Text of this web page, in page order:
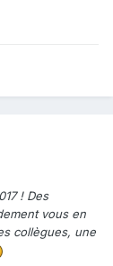
! Des
vous en
collègues, une